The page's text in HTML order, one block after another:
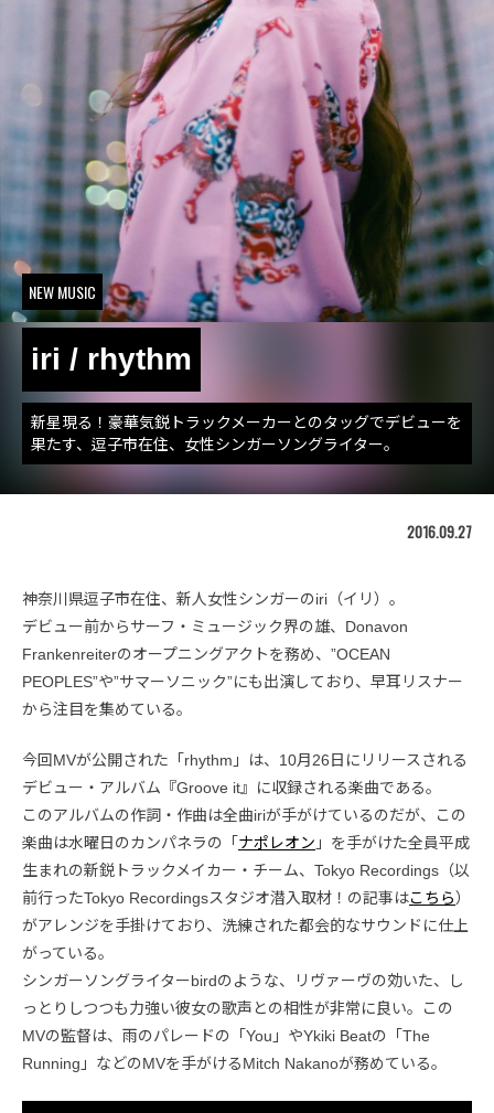
NEW MUSIC
iri / rhythm
新星現る！豪華気鋭トラックメーカーとのタッグでデビューを
果たす、逗子市在住、女性シンガーソングライター。
2016.09.27
神奈川県逗子市在住、新人女性シンガーのiri（イリ）。
デビュー前からサーフ・ミュージック界の雄、Donavon
Frankenreiterのオープニングアクトを務め、”OCEAN
PEOPLES”や”サマーソニック”にも出演しており、早耳リスナー
から注目を集めている。
今回MVが公開された「rhythm」は、10月26日にリリースされる
デビュー・アルバム『Groove it』に収録される楽曲である。
このアルバムの作詞・作曲は全曲iriが手がけているのだが、この
楽曲は水曜日のカンパネラの「 ナポレオン 」を手がけた全員平成
生まれの新鋭トラックメイカー・チーム、Tokyo Recordings（以
前行ったTokyo Recordingsスタジオ潜入取材！の記事はこちら）
がアレンジを手掛けており、洗練された都会的なサウンドに仕上
がっている。
シンガーソングライターbirdのような、リヴァーヴの効いた、し
っとりしつつも力強い彼女の歌声との相性が非常に良い。この
MVの監督は、雨のパレードの「You」やYkiki Beatの「The
Running」などのMVを手がけるMitch Nakanoが務めている。